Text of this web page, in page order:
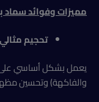
مميزات وفوائد سماد
تحجيم
يعمل بشكل أساسي على
والفاكهة) وتحسين